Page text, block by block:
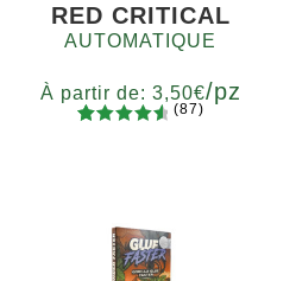
RED CRITICAL
AUTOMATIQUE
À partir de: 3,50€/pz
client
(87)